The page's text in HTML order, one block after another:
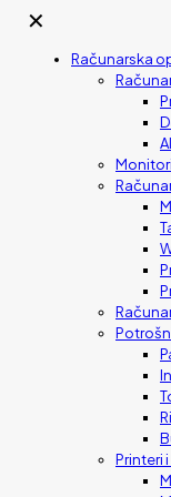
✕
Računarska
Monitori
Printeri